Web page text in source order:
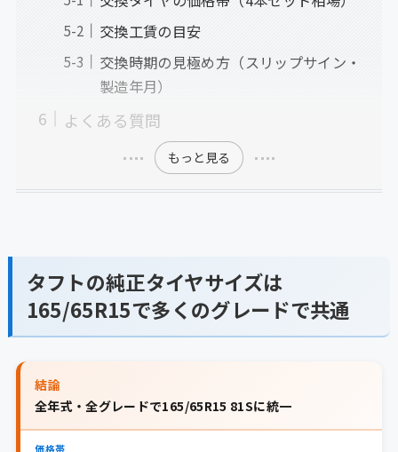
交換工賃の目安
交換時期の見極め方（スリップサイン・
製造年月）
よくある質問
もっと見る
タフトの純正タイヤサイズは
165/65R15で多くのグレードで共通
結論
全年式・全グレードで165/65R15 81Sに統一
価格帯